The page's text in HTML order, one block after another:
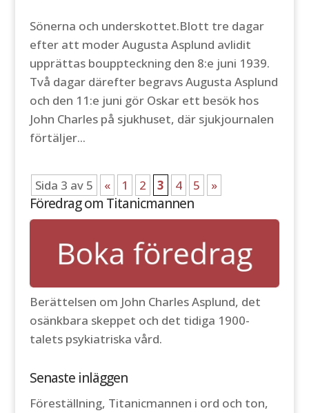
Sönerna och underskottet.Blott tre dagar
efter att moder Augusta Asplund avlidit
upprättas bouppteckning den 8:e juni 1939.
Två dagar därefter begravs Augusta Asplund
och den 11:e juni gör Oskar ett besök hos
John Charles på sjukhuset, där sjukjournalen
förtäljer...
Sida 3 av 5 « 1 2 3 4 5 »
Föredrag om Titanicmannen
Berättelsen om John Charles Asplund, det
osänkbara skeppet och det tidiga 1900-
talets psykiatriska vård.
Senaste inläggen
Föreställning, Titanicmannen i ord och ton,